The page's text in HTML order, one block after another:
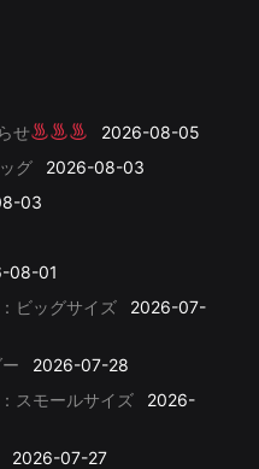
せ
2026-08-05
グ
2026-08-03
03
08-01
ビッグサイズ
2026-07-
2026-07-28
スモールサイズ
2026-
2026-07-27